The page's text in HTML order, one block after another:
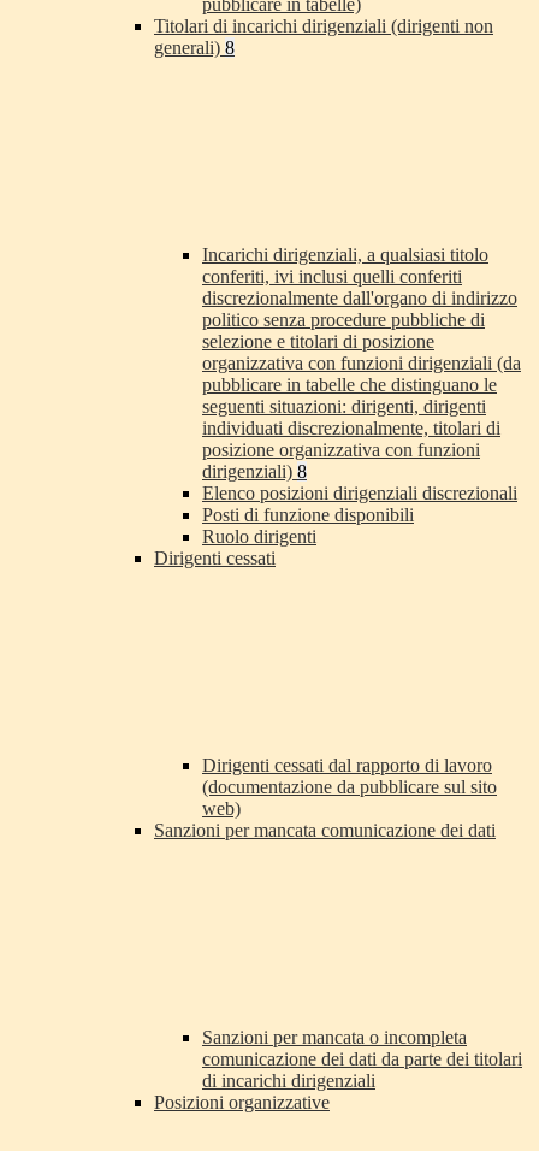
pubblicare in tabelle)
Titolari di incarichi dirigenziali (dirigenti non
generali) 8
Incarichi dirigenziali, a qualsiasi titolo
conferiti, ivi inclusi quelli conferiti
discrezionalmente dall'organo di indirizzo
politico senza procedure pubbliche di
selezione e titolari di posizione
organizzativa con funzioni dirigenziali (da
pubblicare in tabelle che distinguano le
seguenti situazioni: dirigenti, dirigenti
individuati discrezionalmente, titolari di
posizione organizzativa con funzioni
dirigenziali) 8
Elenco posizioni dirigenziali discrezionali
Posti di funzione disponibili
Ruolo dirigenti
Dirigenti cessati
Dirigenti cessati dal rapporto di lavoro
(documentazione da pubblicare sul sito
web)
Sanzioni per mancata comunicazione dei dati
Sanzioni per mancata o incompleta
comunicazione dei dati da parte dei titolari
di incarichi dirigenziali
Posizioni organizzative